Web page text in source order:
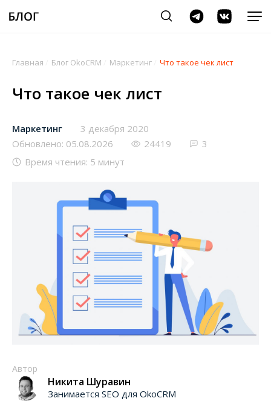
Главная Блог OkoCRM Маркетинг Что такое чек лист
Что такое чек лист
Маркетинг
3 декабря 2020
Обновлено: 05.08.2026
24419
3
Время чтения: 5 минут
Автор
Никита Шуравин
Занимается SEO для OkoCRM